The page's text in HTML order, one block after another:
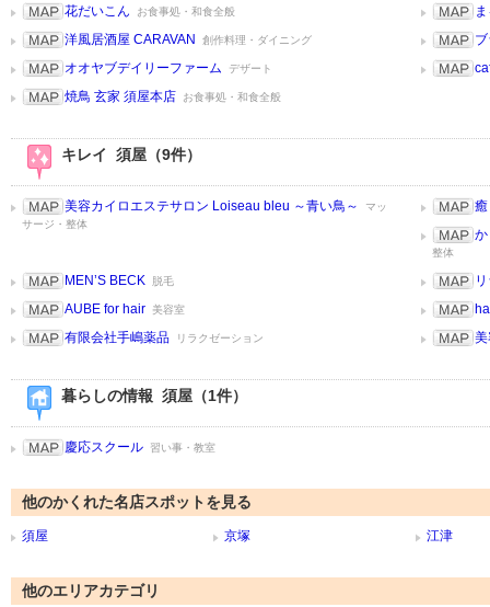
花だいこん
お食事処・和食全般
洋風居酒屋 CARAVAN
創作料理・ダイニング
オオヤブデイリーファーム
デザート
焼鳥 玄家 須屋本店
お食事処・和食全般
キレイ 須屋（9件）
美容カイロエステサロン Loiseau bleu ～青い鳥～
マッ
サージ・整体
整体
MEN’S BECK 脱毛
AUBE for hair
美容室
有限会社手嶋薬品
リラクゼーション
暮らしの情報 須屋（1件）
慶応スクール 習い事・教室
他のかくれた名店スポットを見る
須屋 京塚 江津
他のエリアカテゴリ